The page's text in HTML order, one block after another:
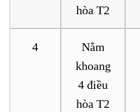
hòa T2
4
Nằm
khoang
4 điều
hòa T2